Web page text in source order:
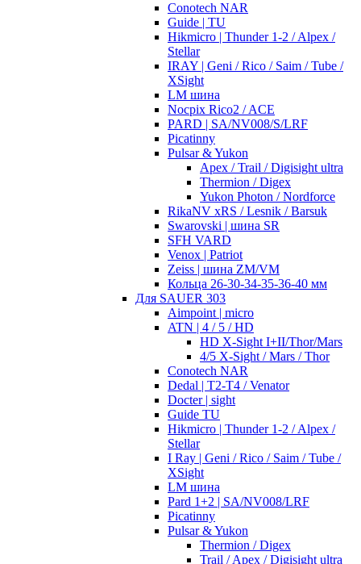
Conotech NAR
Guide | TU
Hikmicro | Thunder 1-2 / Alpex /
Stellar
IRAY | Geni / Rico / Saim / Tube /
XSight
LM шина
Nocpix Rico2 / ACE
PARD | SA/NV008/S/LRF
Picatinny
Pulsar & Yukon
Apex / Trail / Digisight ultra
Thermion / Digex
Yukon Photon / Nordforce
RikaNV xRS / Lesnik / Barsuk
Swarovski | шина SR
SFH VARD
Venox | Patriot
Zeiss | шина ZM/VM
Кольца 26-30-34-35-36-40 мм
Для SAUER 303
Aimpoint | micro
ATN | 4 / 5 / HD
HD X-Sight I+II/Thor/Mars
4/5 X-Sight / Mars / Thor
Conotech NAR
Dedal | T2-T4 / Venator
Docter | sight
Guide TU
Hikmicro | Thunder 1-2 / Alpex /
Stellar
I Ray | Geni / Rico / Saim / Tube /
XSight
LM шина
Pard 1+2 | SA/NV008/LRF
Picatinny
Pulsar & Yukon
Thermion / Digex
Trail / Apex / Digisight ultra